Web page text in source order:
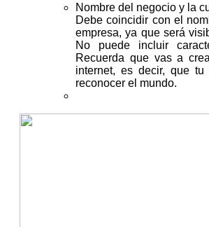
Nombre del negocio y la
Debe coincidir con el
empresa, ya que será
No puede incluir
Recuerda que vas a
internet, es decir, que
reconocer el mundo.